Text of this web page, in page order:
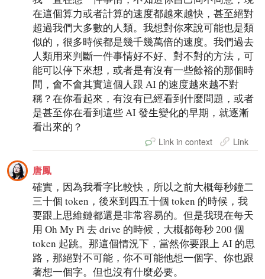
在這個算力或者計算的速度都越來越快，甚至絕對
超過我們大多數的人類。我想對你來說可能也是類
似的，很多時候都是幾千幾萬倍的速度。我們過去
人類用來判斷一件事情好不好、對不對的方法，可
能可以停下來想，或者是有沒有一些餘裕的那個時
間，會不會其實這個人跟 AI 的速度越來越不對
稱？在你看起來，有沒有已經看到什麼問題，或者
是甚至你在看到這些 AI 發生變化的早期，就逐漸
看出來的？
Link in context Link
唐鳳
確實，因為我看字比較快，所以之前大概每秒鐘二
三十個 token，後來到四五十個 token 的時候，我
要跟上思維鏈都還是非常容易的。但是我現在每天
用 Oh My Pi 去 drive 的時候，大概都每秒 200 個
token 起跳。那這個情況下，當然你要跟上 AI 的思
路，那絕對不可能，你不可能他想一個字、你也跟
著想一個字。但也沒有什麼必要。